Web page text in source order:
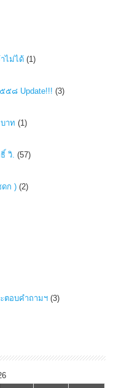
ไม่ได้ (1)
๕๘ Update!!! (3)
าท (1)
วิ. (57)
ก ) (2)
ตอบคำถามฯ (3)